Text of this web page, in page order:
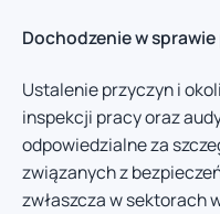
Dochodzenie w
Ustalenie przyczyn i
inspekcji pracy oraz
odpowiedzialne za
związanych z
zwłaszcza w sektorach